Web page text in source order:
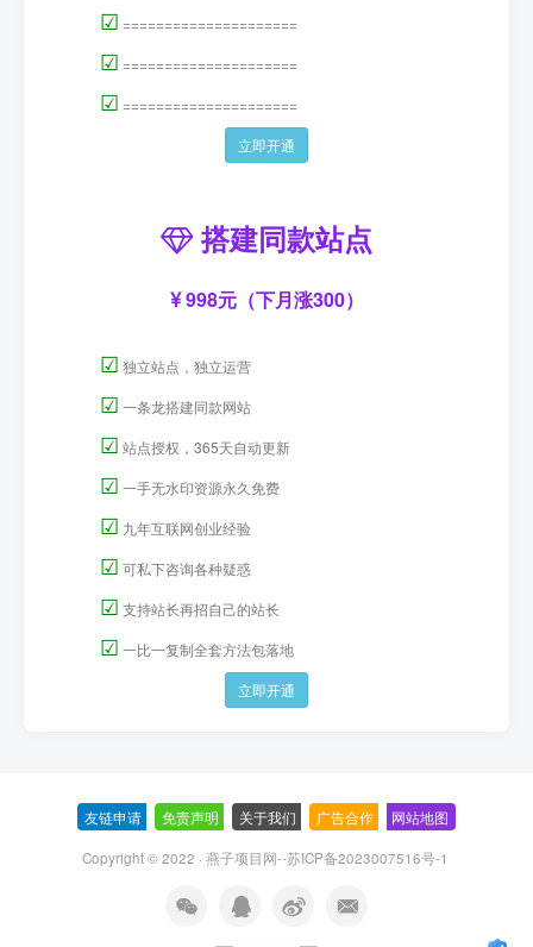
☑ =====================
☑ =====================
☑ =====================
立即开通
搭建同款站点
998元（下月涨300）
☑ 独立站点，独立运营
☑ 一条龙搭建同款网站
☑ 站点授权，365天自动更新
☑ 一手无水印资源永久免费
☑ 九年互联网创业经验
☑ 可私下咨询各种疑惑
☑ 支持站长再招自己的站长
☑ 一比一复制全套方法包落地
立即开通
友链申请 免责声明 关于我们 广告合作 网站地图
Copyright © 2022 · 燕子项目网--苏ICP备2023007516号-1